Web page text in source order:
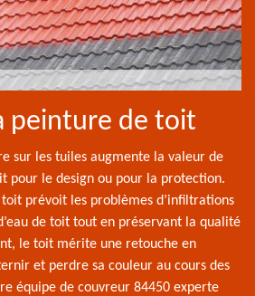
peinture de toit
sur les tuiles augmente la valeur de
pour le design ou pour la protection.
prévoit les problèmes d’infiltrations
de toit tout en préservant la qualité
le toit mérite une retouche en
et perdre sa couleur au cours des
équipe de couvreur 84450 experte